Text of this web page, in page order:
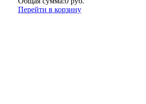
Перейти в корзину